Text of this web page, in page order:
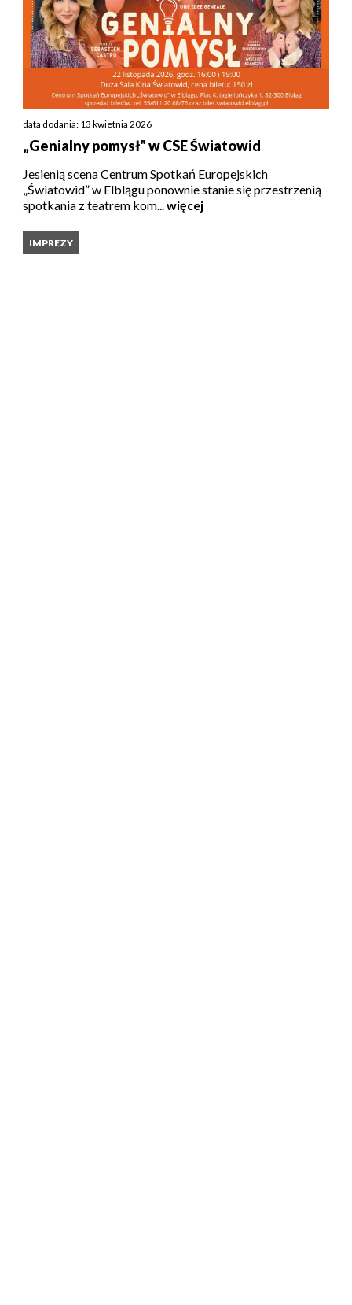
data dodania: 13 kwietnia 2026
„Genialny pomysł" w CSE Światowid
Jesienią scena Centrum Spotkań Europejskich
„Światowid” w Elblągu ponownie stanie się przestrzenią
spotkania z teatrem kom...więcej
IMPREZY